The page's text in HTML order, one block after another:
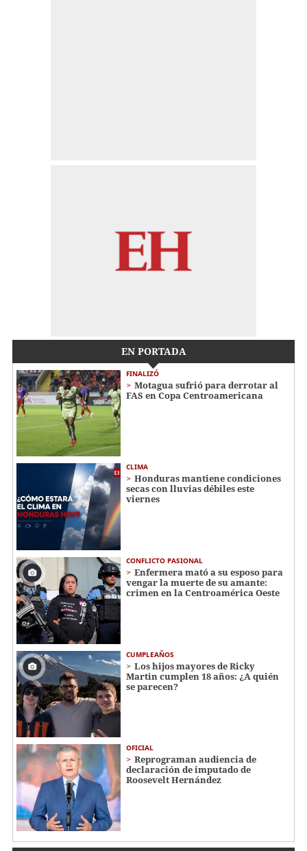
EN PORTADA
FINALIZÓ
Motagua sufrió para derrotar al
FAS en Copa Centroamericana
CLIMA
Honduras mantiene condiciones
secas con lluvias débiles este
viernes
CONFLICTO PASIONAL
Enfermera mató a su esposo para
vengar la muerte de su amante:
crimen en la Centroamérica Oeste
CUMPLEAÑOS
Los hijos mayores de Ricky
Martin cumplen 18 años: ¿A quién
se parecen?
OFICIAL
Reprograman audiencia de
declaración de imputado de
Roosevelt Hernández